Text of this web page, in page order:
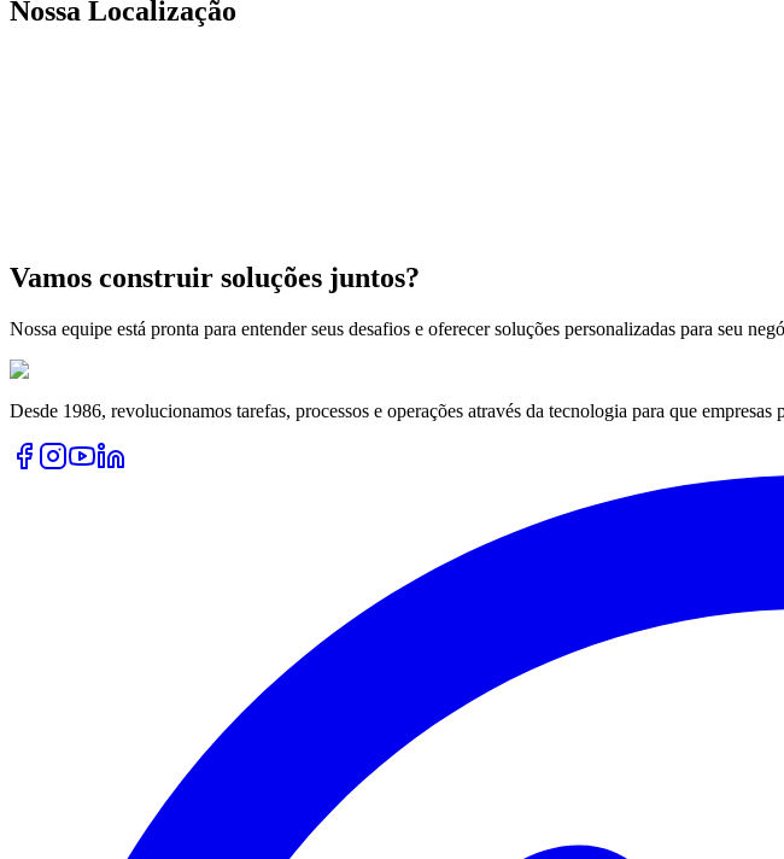
Nossa Localização
Vamos construir soluções juntos?
Nossa equipe está pronta para entender seus desafios e oferecer soluções personalizadas para seu
Desde 1986, revolucionamos tarefas, processos e operações através da tecnologia para que